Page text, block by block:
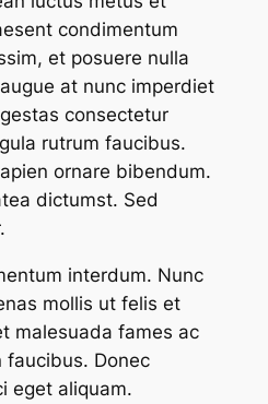
condimentum
et posuere nulla
at nunc imperdiet
consectetur
rutrum faucibus.
ornare bibendum.
dictumst. Sed
interdum. Nunc
mollis ut felis et
malesuada fames ac
faucibus. Donec
eget aliquam.